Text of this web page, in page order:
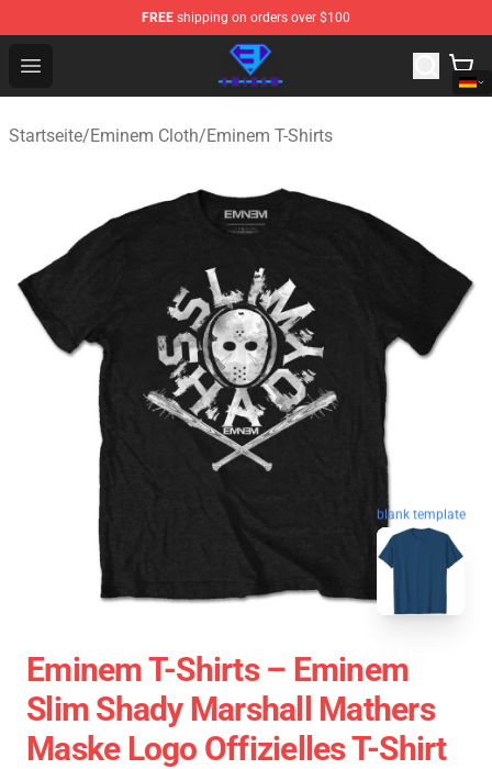
FREE shipping on orders over $100
Open menu
Eminem Store - Official Eminem Merchandise Shop
Startseite/Eminem Cloth/Eminem T-Shirts
blank template
Eminem T-Shirts – Eminem
Slim Shady Marshall Mathers
Maske Logo Offizielles T-Shirt